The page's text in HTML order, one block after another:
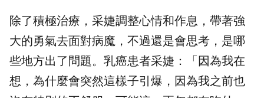
除了積極治療，采婕調整心情和作息，帶著強
大的勇氣去面對病魔，不過還是會思考，是哪
些地方出了問題。乳癌患者采婕：「因為我在
想，為什麼會突然這樣子引爆，因為我之前也